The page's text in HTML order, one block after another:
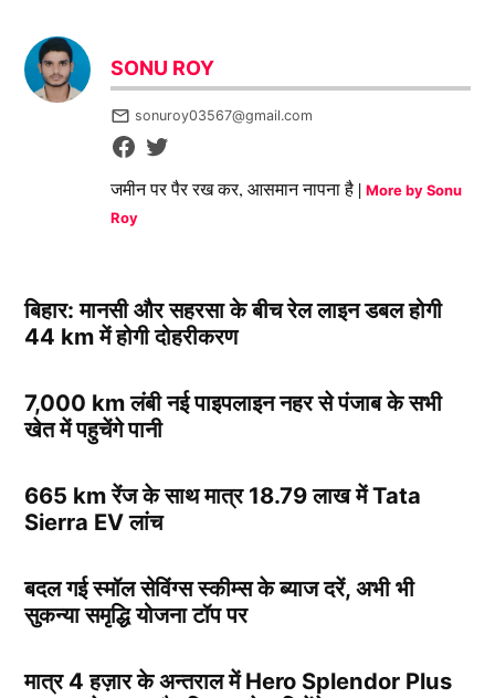
SONU ROY
sonuroy03567@gmail.com
जमीन पर पैर रख कर, आसमान नापना है |More by Sonu
Roy
बिहार: मानसी और सहरसा के बीच रेल लाइन डबल होगी
44 km में होगी दोहरीकरण
7,000 km लंबी नई पाइपलाइन नहर से पंजाब के सभी
खेत में पहुचेंगे पानी
665 km रेंज के साथ मात्र 18.79 लाख में Tata
Sierra EV लांच
बदल गई स्मॉल सेविंग्स स्कीम्स के ब्याज दरें, अभी भी
सुकन्या समृद्धि योजना टॉप पर
मात्र 4 हज़ार के अन्तराल में Hero Splendor Plus